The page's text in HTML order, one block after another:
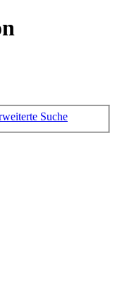
Suche